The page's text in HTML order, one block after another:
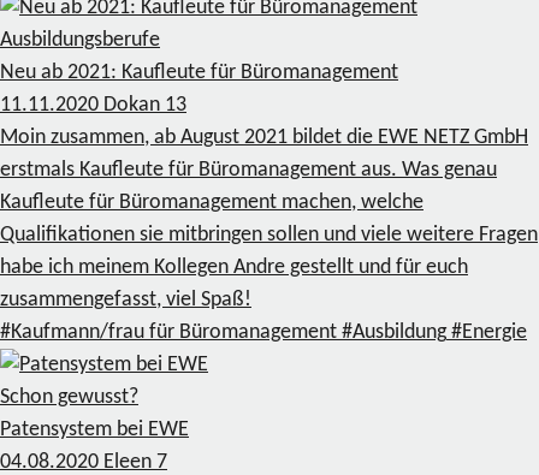
Ausbildungsberufe
Neu ab 2021: Kaufleute für Büromanagement
11.11.2020 Dokan 13
Moin zusammen, ab August 2021 bildet die EWE NETZ GmbH
erstmals Kaufleute für Büromanagement aus. Was genau
Kaufleute für Büromanagement machen, welche
Qualifikationen sie mitbringen sollen und viele weitere Fragen
habe ich meinem Kollegen Andre gestellt und für euch
zusammengefasst, viel Spaß!
#Kaufmann/frau für Büromanagement #Ausbildung #Energie
Schon gewusst?
Patensystem bei EWE
04.08.2020 Eleen 7